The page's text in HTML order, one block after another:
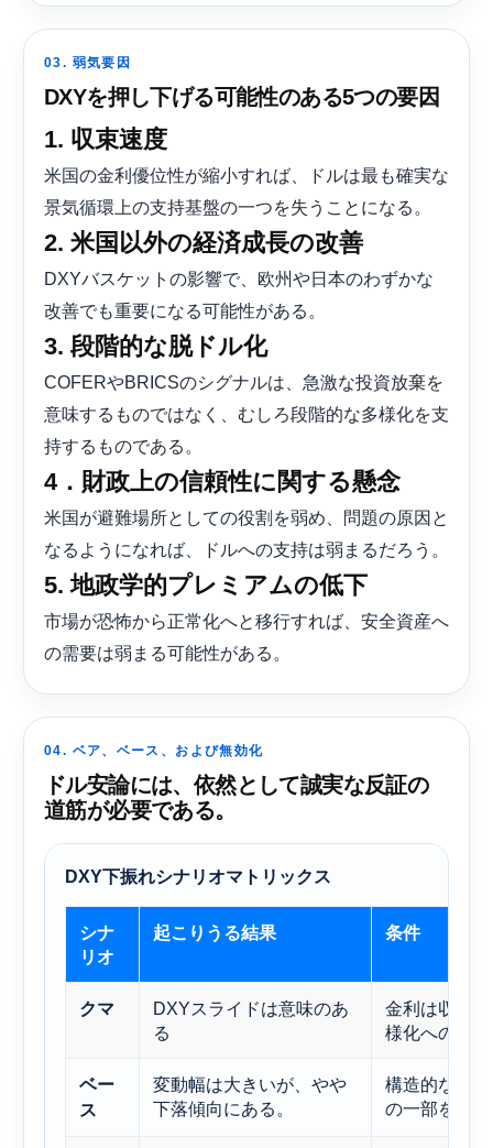
03. 弱気要因
DXYを押し下げる可能性のある5つの要因
1. 収束速度
米国の金利優位性が縮小すれば、ドルは最も確実な
景気循環上の支持基盤の一つを失うことになる。
2. 米国以外の経済成長の改善
DXYバスケットの影響で、欧州や日本のわずかな
改善でも重要になる可能性がある。
3. 段階的な脱ドル化
COFERやBRICSのシグナルは、急激な投資放棄を
意味するものではなく、むしろ段階的な多様化を支
持するものである。
4．財政上の信頼性に関する懸念
米国が避難場所としての役割を弱め、問題の原因と
なるようになれば、ドルへの支持は弱まるだろう。
5. 地政学的プレミアムの低下
市場が恐怖から正常化へと移行すれば、安全資産へ
の需要は弱まる可能性がある。
04. ベア、ベース、および無効化
ドル安論には、依然として誠実な反証の
道筋が必要である。
DXY下振れシナリオマトリックス
シナ
リオ
起こりうる結果 条件
クマ
DXYスライドは意味のあ
る
金利は収束
様化への圧
ベー
ス
変動幅は大きいが、やや
下落傾向にある。
構造的な浸
の一部を相